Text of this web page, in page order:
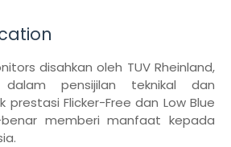
disahkan oleh TUV Rheinland,
pensijilan teknikal dan
prestasi Flicker-Free dan Low Blue
memberi manfaat kepada